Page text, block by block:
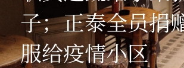
子；正泰全员捐
服给疫情小区